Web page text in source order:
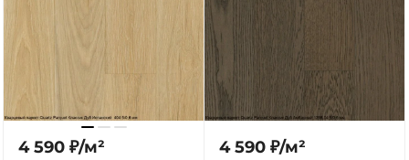
4 590 ₽/м² 4 590 ₽/м²